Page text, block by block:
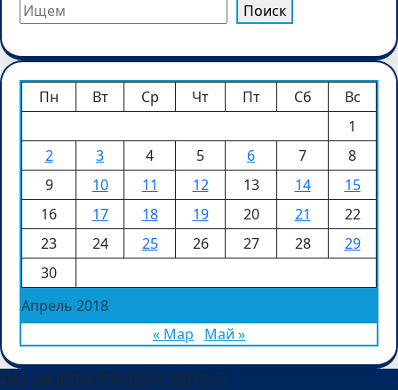
Поиск
Апрель 2018
Пн Вт Ср Чт Пт Сб
Вс
1
2
3 4 5 6 7
8
9
10 11 12 13 14
15
16
17 18 19 20 21
22
23
24 25 26 27 28
29
30
« Мар Май »
ВЫ МОГЛИ ПРОПУСТИТЬ